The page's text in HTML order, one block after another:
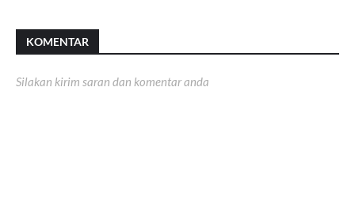
KOMENTAR
Silakan kirim saran dan komentar anda